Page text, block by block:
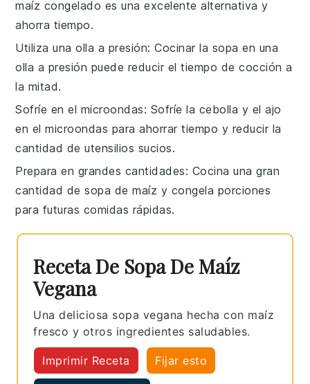
maíz congelado es una excelente alternativa y
ahorra tiempo.
Utiliza una olla a presión: Cocinar la sopa en una
olla a presión puede reducir el tiempo de cocción a
la mitad.
Sofríe en el microondas: Sofríe la cebolla y elajo
en el microondas para ahorrar tiempo y reducir la
cantidad de utensilios sucios.
Prepara en grandes cantidades: Cocina una gran
cantidad desopa de maíz y congela porciones
para futuras comidas rápidas.
Receta De Sopa De Maíz
Vegana
Una deliciosa sopa vegana hecha con maíz
fresco y otros ingredientes saludables.
Imprimir Receta Fijar esto